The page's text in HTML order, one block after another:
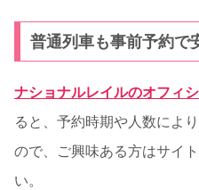
普通列車も事前予約で
ナショナルレイルのオフィ
ると、予約時期や人数によ
ので、ご興味ある方はサイ
い。